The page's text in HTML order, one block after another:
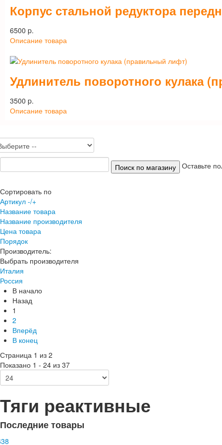
Корпус стальной редуктора
6500 p.
Описание товара
Удлинитель поворотного кулака
3500 p.
Описание товара
Оставьте
Сортировать по
Артикул -/+
Название товара
Название производителя
Цена товара
Порядок
Производитель:
Выбрать производителя
Италия
Россия
В начало
Назад
1
2
Вперёд
В конец
Страница 1 из 2
Показано 1 - 24 из 37
Тяги реактивные
Последние товары